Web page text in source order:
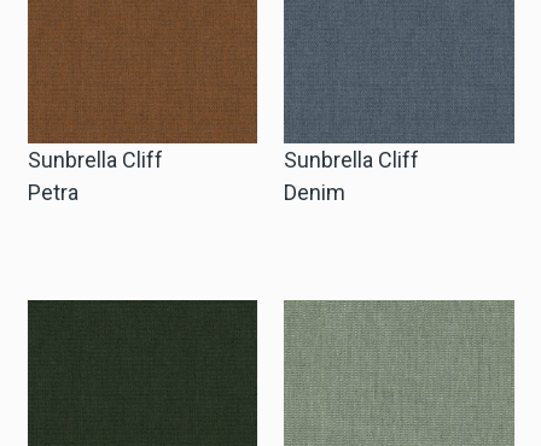
Sunbrella Cliff
Petra
Sunbrella Cliff
Denim
Konto
Einloggen
Anmelden